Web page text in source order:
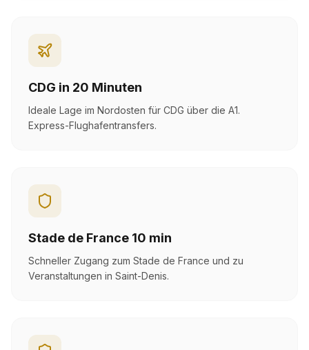
CDG in 20 Minuten
Ideale Lage im Nordosten für CDG über die A1.
Express-Flughafentransfers.
Stade de France 10 min
Schneller Zugang zum Stade de France und zu
Veranstaltungen in Saint-Denis.